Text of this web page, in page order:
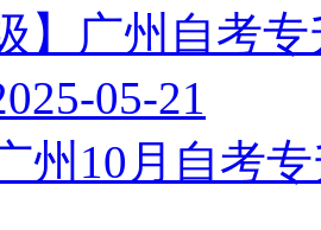
】广州自考
05-21
州10月自考